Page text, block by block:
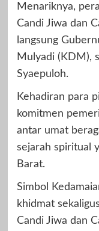
Menariknya,
Candi Jiwa dan
langsung
Mulyadi (KDM),
Syaepuloh.
Kehadiran para
komitmen
antar umat
sejarah spiritual
Barat.
Simbol
khidmat
Candi Jiwa dan